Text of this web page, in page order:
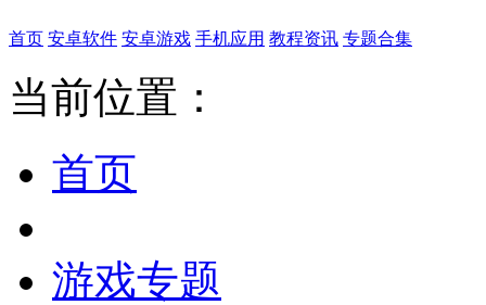
首页 安卓软件 安卓游戏 手机应用 教程资讯 专题合集
当前位置：
首页
游戏专题